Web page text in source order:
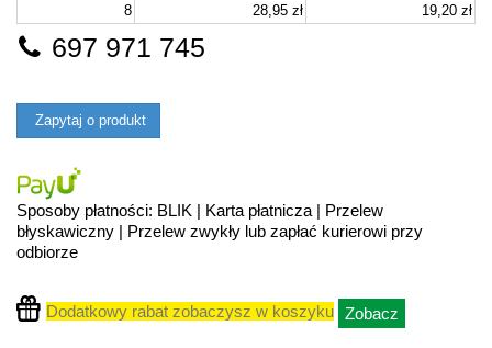
8
28,95 zł 19,20 zł
697 971 745
Zapytaj o produkt
Sposoby płatności: BLIK | Karta płatnicza | Przelew
błyskawiczny | Przelew zwykły lub zapłać kurierowi przy
odbiorze
Dodatkowy rabat zobaczysz w koszyku Zobacz